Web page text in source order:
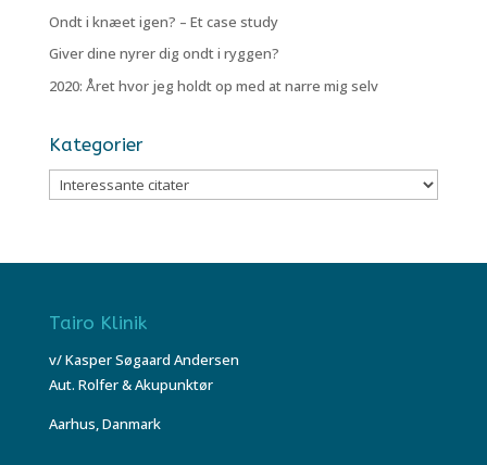
Ondt i knæet igen? – Et case study
Giver dine nyrer dig ondt i ryggen?
2020: Året hvor jeg holdt op med at narre mig selv
Kategorier
Kategorier
Tairo Klinik
v/ Kasper Søgaard Andersen
Aut. Rolfer & Akupunktør
Aarhus, Danmark